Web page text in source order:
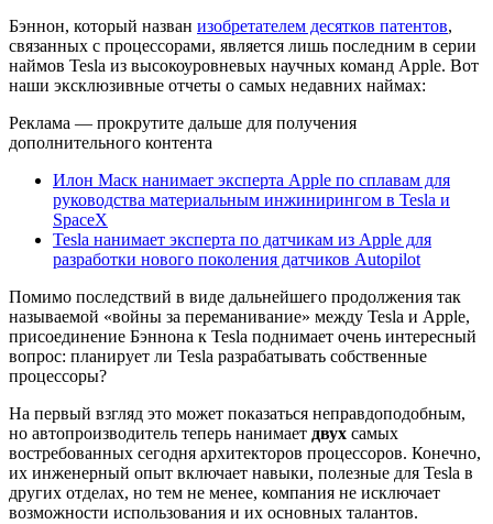
Бэннон, который назван изобретателем десятков патентов,
связанных с процессорами, является лишь последним в серии
наймов Tesla из высокоуровневых научных команд Apple. Вот
наши эксклюзивные отчеты о самых недавних наймах:
Реклама — прокрутите дальше для получения
дополнительного контента
Илон Маск нанимает эксперта Apple по сплавам для
руководства материальным инжинирингом в Tesla и
SpaceX
Tesla нанимает эксперта по датчикам из Apple для
разработки нового поколения датчиков Autopilot
Помимо последствий в виде дальнейшего продолжения так
называемой «войны за переманивание» между Tesla и Apple,
присоединение Бэннона к Tesla поднимает очень интересный
вопрос: планирует ли Tesla разрабатывать собственные
процессоры?
На первый взгляд это может показаться неправдоподобным,
но автопроизводитель теперь нанимает двух самых
востребованных сегодня архитекторов процессоров. Конечно,
их инженерный опыт включает навыки, полезные для Tesla в
других отделах, но тем не менее, компания не исключает
возможности использования и их основных талантов.